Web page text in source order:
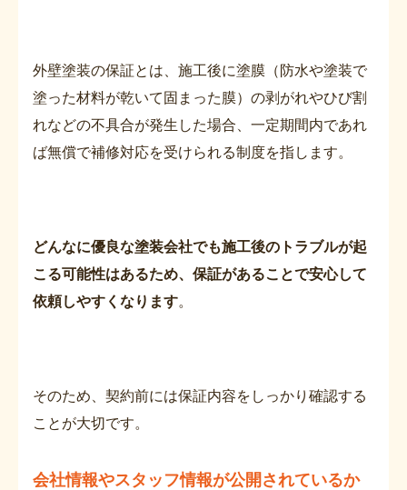
外壁塗装の保証とは、施工後に塗膜（防水や塗装で
塗った材料が乾いて固まった膜）の剥がれやひび割
れなどの不具合が発生した場合、一定期間内であれ
ば無償で補修対応を受けられる制度を指します。
どんなに優良な塗装会社でも施工後のトラブルが起
こる可能性はあるため、保証があることで安心して
依頼しやすくなります。
そのため、契約前には保証内容をしっかり確認する
ことが大切です。
会社情報やスタッフ情報が公開されているか